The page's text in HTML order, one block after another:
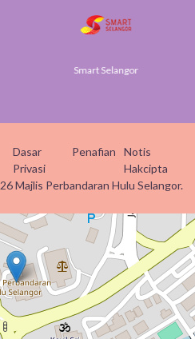
Smart Selangor
Dasar
Privasi
Penafian
Notis
Hakcipta
Majlis Perbandaran Hulu Selangor.